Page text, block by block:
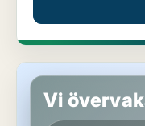
Butikslokal i Malmö
Vi